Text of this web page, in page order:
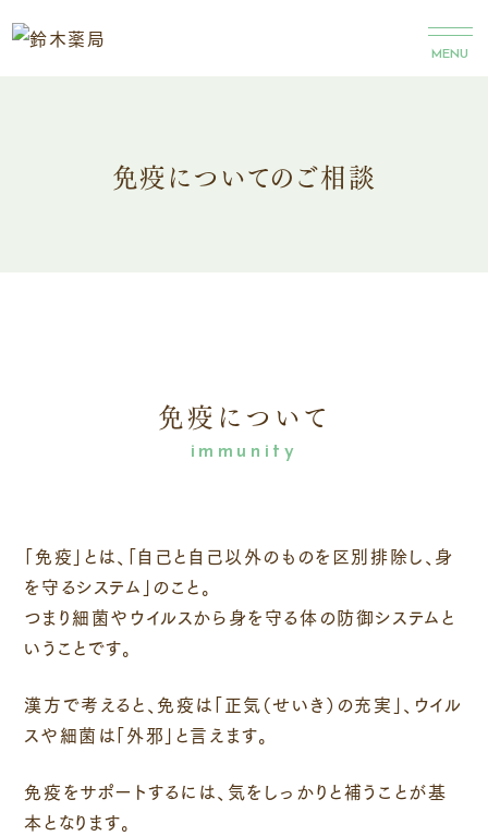
MENU
当薬局について
お知らせ
ブログ
〒297ｰ0022 千葉県茂原市町保35
免疫についてのご相談
免疫について
「免疫」とは、「自己と自己以外のものを区別排除し、身
を守るシステム」のこと。
つまり細菌やウイルスから身を守る体の防御システムと
いうことです。
漢方で考えると、免疫は「正気（せいき）の充実」、ウイル
スや細菌は「外邪」と言えます。
免疫をサポートするには、気をしっかりと補うことが基
本となります。